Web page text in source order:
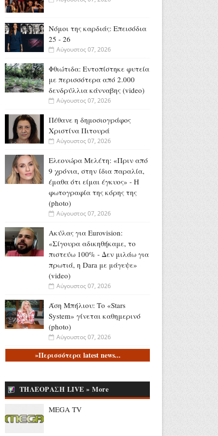
Νόμοι της καρδιάς: Επεισόδια
25 - 26
Αύγουστος 07, 2026
Φθιώτιδα: Εντοπίστηκε φυτεία
με περισσότερα από 2.000
δενδρύλλια κάνναβης (video)
Αύγουστος 07, 2026
Πέθανε η δημοσιογράφος
Χριστίνα Πιτουρά
Αύγουστος 07, 2026
Ελεονώρα Μελέτη: «Πριν από
9 χρόνια, στην ίδια παραλία,
έμαθα ότι είμαι έγκυος» - Η
φωτογραφία της κόρης της
(photo)
Αύγουστος 07, 2026
Ακύλας για Eurovision:
«Σίγουρα αδικηθήκαμε, το
πιστεύω 100% - Δεν μιλάω για
πρωτιά, η Dara με μάγεψε»
(video)
Αύγουστος 07, 2026
Άση Μπήλιου: Το «Stars
System» γίνεται καθημερινό
(photo)
Αύγουστος 07, 2026
Συνελήφθη 31χρονος στη
απόπειρα που τελέστηκαν
στην Ελλάδα (video)
Αύγουστος 07, 2026
»Περισσότερα latest news...
ΤΗΛΕΟΡΑΣΗ LIVE » More
MEGA TV